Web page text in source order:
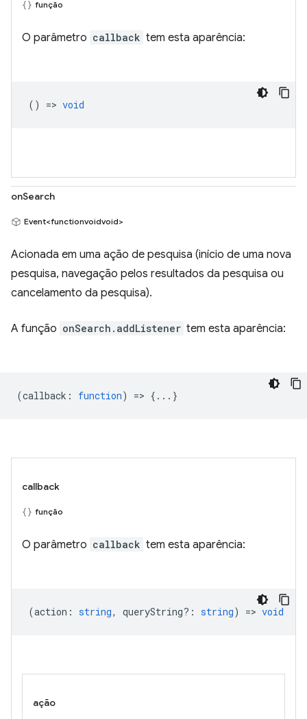
função
O parâmetro callback tem esta aparência:
() => void
onSearch
Event<functionvoidvoid>
Acionada em uma ação de pesquisa (início de uma nova
pesquisa, navegação pelos resultados da pesquisa ou
cancelamento da pesquisa).
A função onSearch.addListener tem esta aparência:
(callback : function) => {...}
callback
função
O parâmetro callback tem esta aparência:
(action : string, queryString? : string) => void
ação